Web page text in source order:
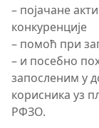
– појачане
конкуренције
– помоћ при
– и посебно
запосленим у
корисника уз
РФЗО.